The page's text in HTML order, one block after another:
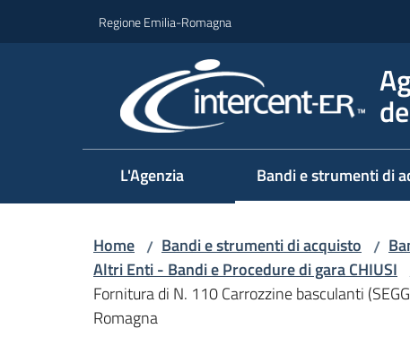
Regione Emilia-Romagna
L'Agenzia Bandi e strumenti di
Home / Bandi e strumenti di acquisto /
Altri Enti - Bandi e Procedure di gara CHIUSI
Fornitura di N. 110 Carrozzine basculanti
Romagna